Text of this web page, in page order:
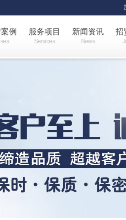
招
新闻资讯
News
服务项目
Services
例